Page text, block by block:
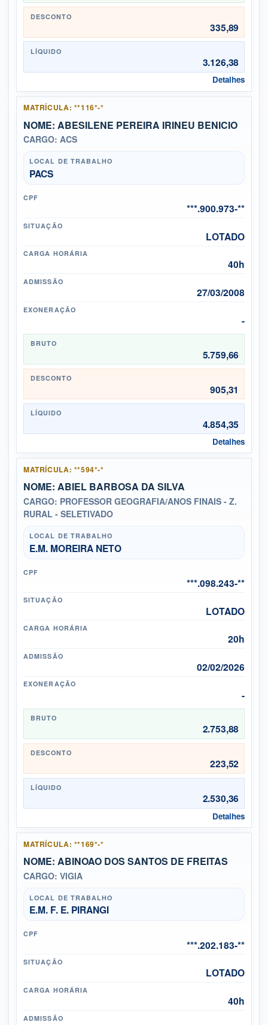
DESCONTO
335,89
LÍQUIDO
3.126,38
Detalhes
MATRÍCULA: **116*-*
NOME: ABESILENE PEREIRA IRINEU BENICIO
CARGO: ACS
LOCAL DE TRABALHO
PACS
CPF
***.900.973-**
SITUAÇÃO
LOTADO
CARGA HORÁRIA
40h
ADMISSÃO
27/03/2008
EXONERAÇÃO
-
BRUTO
5.759,66
DESCONTO
905,31
LÍQUIDO
4.854,35
Detalhes
MATRÍCULA: **594*-*
NOME: ABIEL BARBOSA DA SILVA
CARGO: PROFESSOR GEOGRAFIA/ANOS FINAIS - Z.
RURAL - SELETIVADO
LOCAL DE TRABALHO
E.M. MOREIRA NETO
CPF
***.098.243-**
SITUAÇÃO
LOTADO
CARGA HORÁRIA
20h
ADMISSÃO
02/02/2026
EXONERAÇÃO
-
BRUTO
2.753,88
DESCONTO
223,52
LÍQUIDO
2.530,36
Detalhes
MATRÍCULA: **169*-*
NOME: ABINOAO DOS SANTOS DE FREITAS
CARGO: VIGIA
LOCAL DE TRABALHO
E.M. F. E. PIRANGI
CPF
***.202.183-**
SITUAÇÃO
LOTADO
CARGA HORÁRIA
40h
ADMISSÃO